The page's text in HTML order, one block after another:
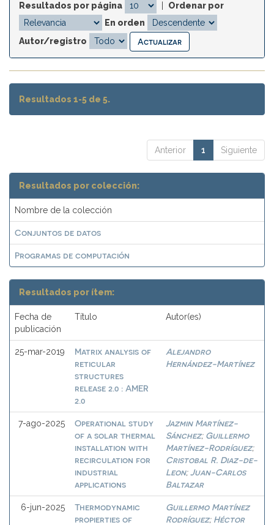
Resultados por página
Ordenar por
En orden
Autor/registro
Resultados 1-5 de 5.
Anterior 1 Siguiente
Resultados por colección:
Nombre de la colección
Conjuntos de datos
Programas de computación
Resultados por ítem:
Fecha de
publicación
Título Autor(es)
25-mar-2019
Matrix analysis of
reticular
structures
release 2.0 : AMER
2.0
Alejandro
Hernández-Martínez
7-ago-2025
Operational study
of a solar thermal
installation with
recirculation for
industrial
applications
Jazmin Martínez-
Sánchez; Guillermo
Martínez-Rodríguez;
Cristobal R. Diaz-de-
Leon;Juan-Carlos
Baltazar
6-jun-2025
Thermodynamic
propierties of
Guillermo Martínez
Rodríguez; Héctor